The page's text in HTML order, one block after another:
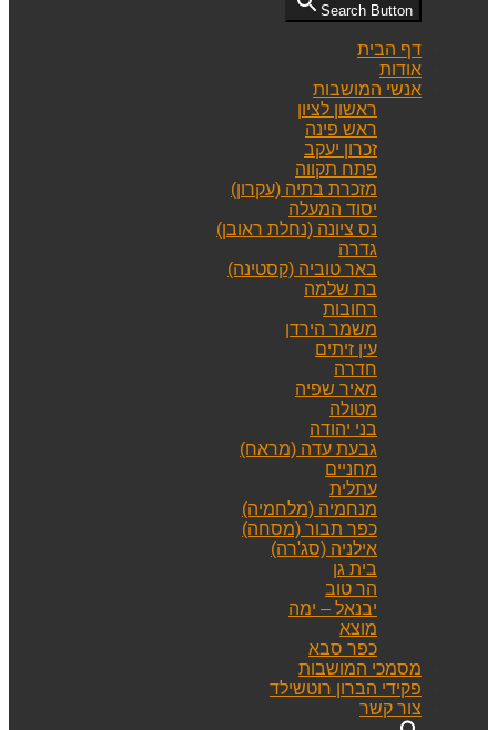
Search Button
דף הבית
אודות
אנשי המושבות
ראשון לציון
ראש פינה
זכרון יעקב
פתח תקווה
מזכרת בתיה (עקרון)
יסוד המעלה
נס ציונה (נחלת ראובן)
גדרה
באר טוביה (קסטינה)
בת שלמה
רחובות
משמר הירדן
עין זיתים
חדרה
מאיר שפיה
מטולה
בני יהודה
גבעת עדה (מראח)
מחניים
עתלית
מנחמיה (מלחמיה)
כפר תבור (מסחה)
אילניה (סג'רה)
בית גן
הר טוב
יבנאל – ימה
מוצא
כפר סבא
מסמכי המושבות
פקידי הברון רוטשילד
צור קשר